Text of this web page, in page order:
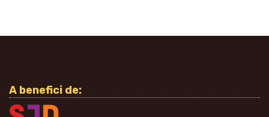
A benefici de: